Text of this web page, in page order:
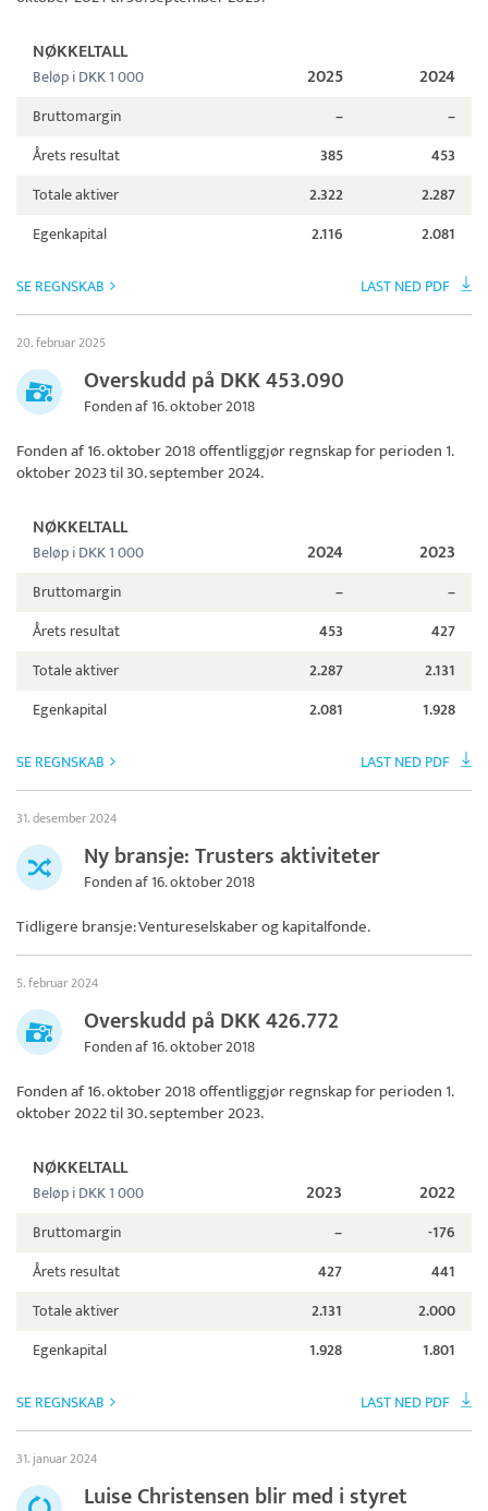
NØKKELTALL
Beløp i DKK 1 000 2025 2024
Bruttomargin –
–
Årets resultat
385
453
Totale aktiver
2.322
2.287
Egenkapital
2.116 2.081
SE REGNSKAB LAST NED PDF
20. februar 2025
Overskudd på DKK 453.090
Fonden af 16. oktober 2018
Fonden af 16. oktober 2018offentliggjør regnskap for perioden 1.
oktober 2023 til 30. september 2024.
NØKKELTALL
Beløp i DKK 1 000 2024 2023
Bruttomargin –
–
Årets resultat
453
427
Totale aktiver
2.287
2.131
Egenkapital
2.081 1.928
SE REGNSKAB LAST NED PDF
31. desember 2024
Ny bransje: Trusters aktiviteter
Fonden af 16. oktober 2018
Tidligere bransje: Ventureselskaber og kapitalfonde.
5. februar 2024
Overskudd på DKK 426.772
Fonden af 16. oktober 2018
Fonden af 16. oktober 2018offentliggjør regnskap for perioden 1.
oktober 2022 til 30. september 2023.
NØKKELTALL
Beløp i DKK 1 000 2023 2022
Bruttomargin –
-176
Årets resultat
427
441
Totale aktiver
2.131
2.000
Egenkapital
1.928 1.801
SE REGNSKAB LAST NED PDF
31. januar 2024
Luise Christensen blir med i styret